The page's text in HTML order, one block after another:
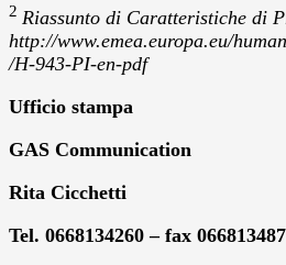
2 Riassunto di Caratteristiche di
http://www.emea.europa.eu/
/H-943-PI-en-pdf
Ufficio stampa
GAS Communication
Rita Cicchetti
Tel. 0668134260 – fax